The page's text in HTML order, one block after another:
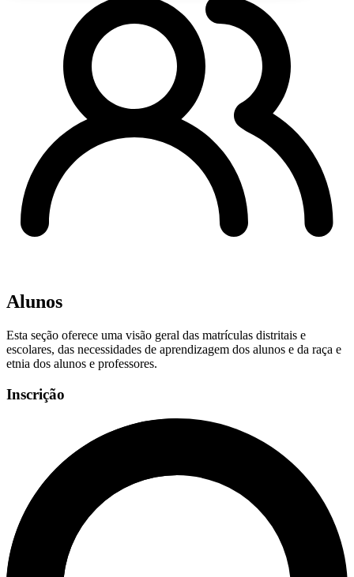
Alunos
Esta seção oferece uma visão geral das matrículas distritais e
escolares, das necessidades de aprendizagem dos alunos e da raça e
etnia dos alunos e professores.
Inscrição